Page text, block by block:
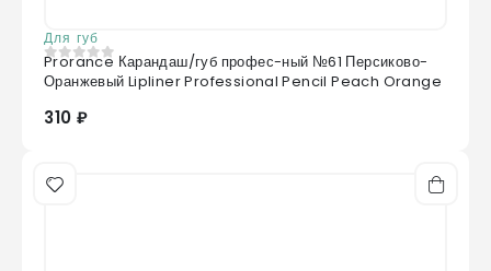
Для губ
0 из 5
Prorance Карандаш/губ профес-ный №61 Персиково-
Оранжевый Lipliner Professional Pencil Peach Orange
310 ₽